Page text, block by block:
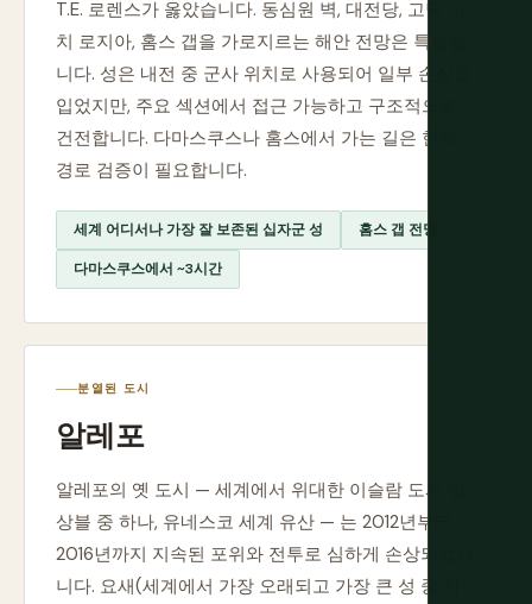
T.E. 로렌스가 옳았습니다. 동심원 벽, 대전당, 고딕 아
치 로지아, 홈스 갭을 가로지르는 해안 전망은 특별합
니다. 성은 내전 중 군사 위치로 사용되어 일부 손상을
입었지만, 주요 섹션에서 접근 가능하고 구조적으로
건전합니다. 다마스쿠스나 홈스에서 가는 길은 현재
경로 검증이 필요합니다.
세계 어디서나 가장 잘 보존된 십자군 성 홈스 갭 전망
다마스쿠스에서 ~3시간
분열된 도시
알레포
알레포의 옛 도시 — 세계에서 위대한 이슬람 도시 앙
상블 중 하나, 유네스코 세계 유산 — 는 2012년부터
2016년까지 지속된 포위와 전투로 심하게 손상되었습
니다. 요새(세계에서 가장 오래되고 가장 큰 성 중 하